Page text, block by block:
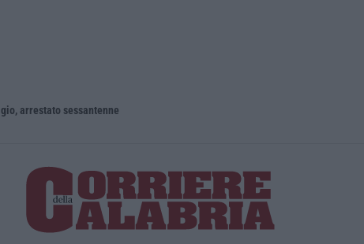
arrestato sessantenne